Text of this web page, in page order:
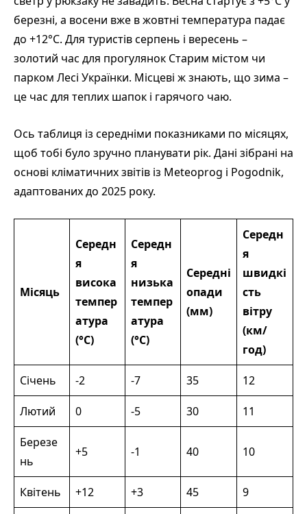
березні, а восени вже в жовтні температура падає
до +12°C. Для туристів серпень і вересень –
золотий час для прогулянок Старим містом чи
парком Лесі Українки. Місцеві ж знають, що зима –
це час для теплих шапок і гарячого чаю.
Ось таблиця із середніми показниками по місяцях,
щоб тобі було зручно планувати рік. Дані зібрані на
основі кліматичних звітів із Meteoprog і Pogodnik,
адаптованих до 2025 року.
Місяць
Середн
я
висока
темпер
атура
(°C)
Середн
я
низька
темпер
атура
(°C)
Середні
опади
(мм)
Середн
я
швидкі
сть
вітру
(км/
год)
Січень -2 -7 35 12
Лютий 0 -5 30 11
Березе
нь
+5 -1 40 10
Квітень +12 +3 45 9